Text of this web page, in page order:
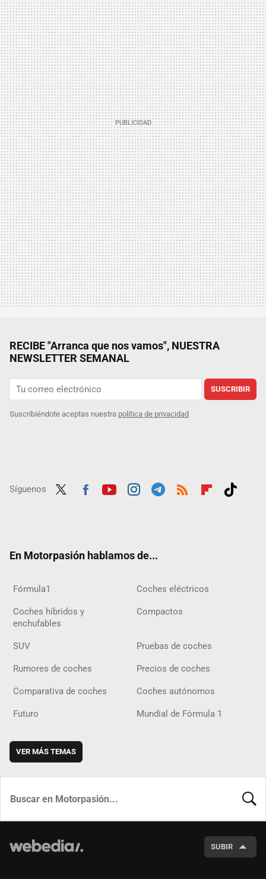
RECIBE "Arranca que nos vamos", NUESTRA
NEWSLETTER SEMANAL
SUSCRIBIR
Suscribiéndote aceptas nuestra política de privacidad
Síguenos
En Motorpasión hablamos de...
Fórmula1 Coches eléctricos
Coches híbridos y
enchufables
Compactos
SUV Pruebas de coches
Rumores de coches Precios de coches
Comparativa de coches Coches autónomos
Futuro Mundial de Fórmula 1
VER MÁS TEMAS
SUBIR